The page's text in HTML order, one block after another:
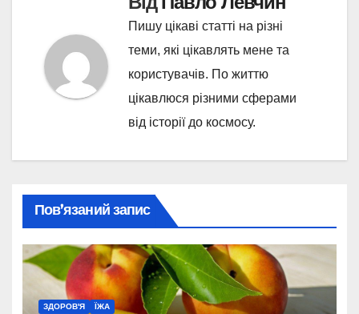
Пишу цікаві статті на різні
теми, які цікавлять мене та
користувачів. По життю
цікавлюся різними сферами
від історії до космосу.
Пов’язаний запис
ЗДОРОВ'Я ЇЖА